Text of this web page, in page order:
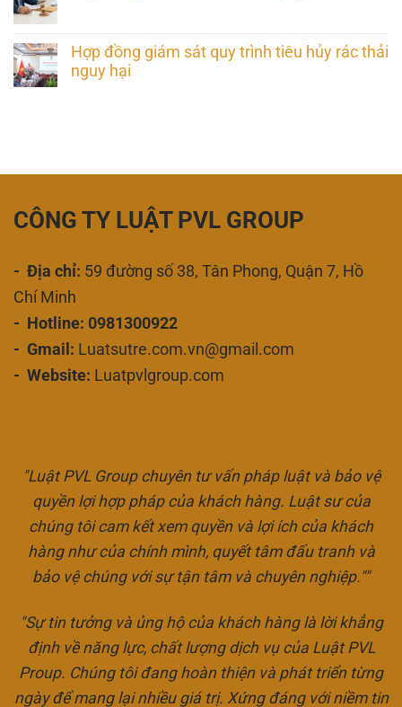
Hợp đồng giám sát quy trình tiêu hủy rác thải
nguy hại
CÔNG TY LUẬT PVL GROUP
- Địa chỉ: 59 đường số 38, Tân Phong, Quận 7, Hồ
Chí Minh
- Hotline: 0981300922
- Gmail: Luatsutre.com.vn@gmail.com
- Website: Luatpvlgroup.com
"Luật PVL Group chuyên tư vấn pháp luật và bảo vệ
quyền lợi hợp pháp của khách hàng. Luật sư của
chúng tôi cam kết xem quyền và lợi ích của khách
hàng như của chính mình, quyết tâm đấu tranh và
bảo vệ chúng với sự tận tâm và chuyên nghiệp.""
"Sự tin tưởng và ủng hộ của khách hàng là lời khẳng
định về năng lực, chất lượng dịch vụ của Luật PVL
Proup. Chúng tôi đang hoàn thiện và phát triển từng
ngày để mang lại nhiều giá trị. Xứng đáng với niềm tin